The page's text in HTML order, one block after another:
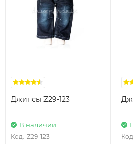
Джинсы Z29-123
В наличии
Код: Z29-123